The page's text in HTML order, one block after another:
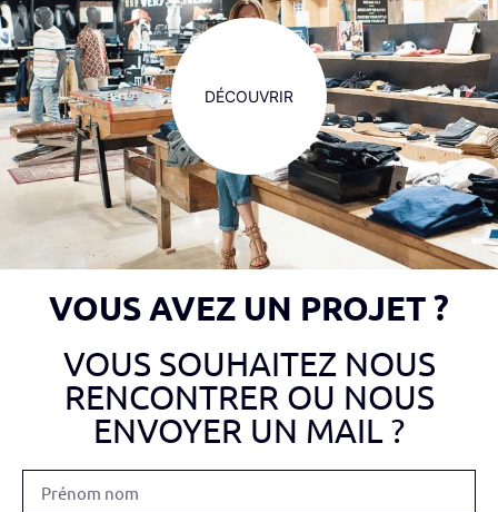
VOUS AVEZ UN PROJET ?
VOUS SOUHAITEZ NOUS
RENCONTRER OU NOUS
ENVOYER UN MAIL ?